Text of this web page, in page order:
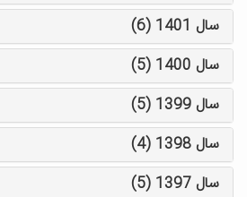
سال 1401 (6)
سال 1400 (5)
سال 1399 (5)
سال 1398 (4)
سال 1397 (5)